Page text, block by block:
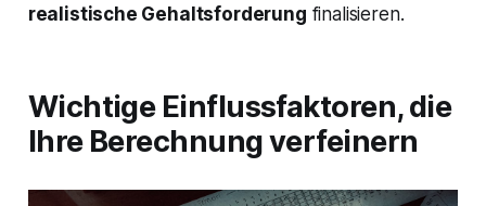
realistische Gehaltsforderung finalisieren.
Wichtige Einflussfaktoren, die
Ihre Berechnung verfeinern